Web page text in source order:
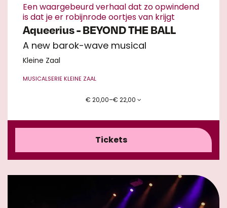
Aqueerius - BEYOND THE BALL
A new barok-wave musical
Een waargebeurd verhaal dat zo opwindend
is dat je er robijnrode oortjes van krijgt
Kleine Zaal
MUSICALSERIE KLEINE ZAAL
€ 20,00–€ 22,00
Tickets